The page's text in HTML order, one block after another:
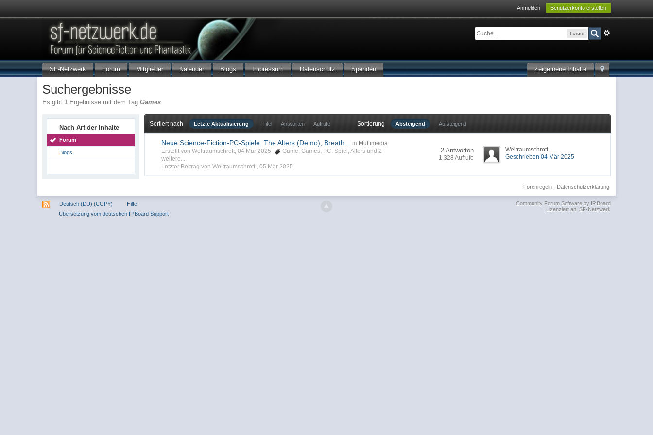
Anmelden Benutzerkonto erstellen
Forum
Zeige neue Inhalte
SF-Netzwerk Forum Mitglieder Kalender Blogs Impressum Datenschutz Spenden
Suchergebnisse
Es gibt1 Ergebnisse mit dem TagGames
Nach Art der Inhalte
Forum
Blogs
Sortiert nach Letzte Aktualisierung Titel Antworten Aufrufe Sortierung Absteigend Aufsteigend
Neue Science-Fiction-PC-Spiele: The Alters (Demo), Breath... in Multimedia
Erstellt von Weltraumschrott, 04 Mär 2025
Game,Games, PC, Spiel ,Alters und 2
weitere...
Letzter Beitrag von Weltraumschrott ,05 Mär 2025
2 Antworten
1.328 Aufrufe
Weltraumschrott
Geschrieben 04 Mär 2025
Datenschutzerklärung
Forenregeln·
Deutsch (DU) (COPY)
Hilfe
Übersetzung vom deutschen IP.Board Support
Community Forum Software by IP.Board
Lizenziert an: SF-Netzwerk